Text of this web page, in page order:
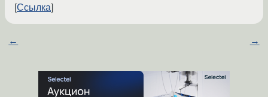
Ссылка
← →